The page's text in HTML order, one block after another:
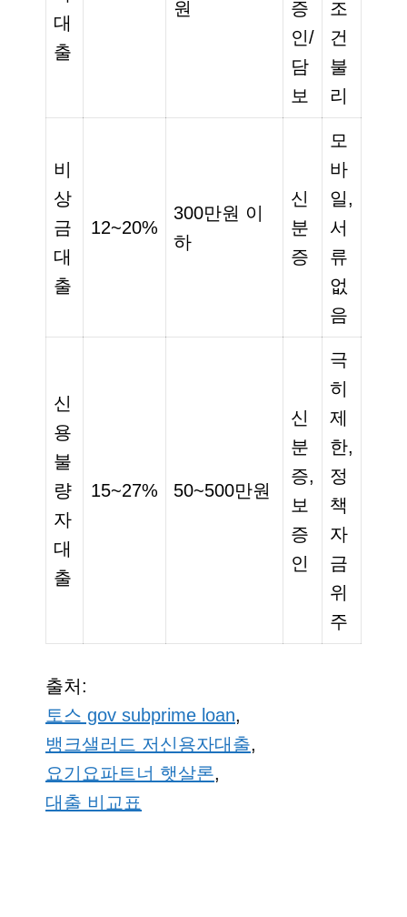
대
출
원
증
인/
담
보
조
건
불
리
비
상
금
대
출
12~20%
300만원 이
하
신
분
증
모
바
일,
서
류
없
음
신
용
불
량
자
대
출
15~27% 50~500만원
신
분
증,
보
증
인
극
히
제
한,
정
책
자
금
위
주
출처:
토스 gov subprime loan,
뱅크샐러드 저신용자대출,
요기요파트너 햇살론,
대출 비교표